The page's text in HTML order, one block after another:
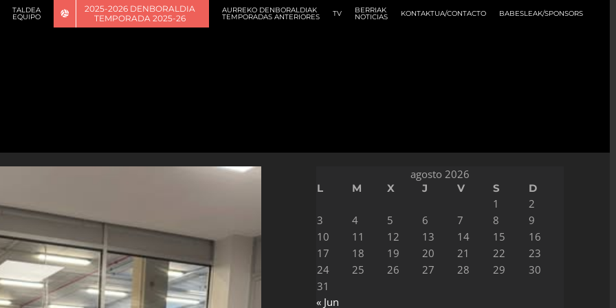
TALDEA
EQUIPO
2025-2026 DENBORALDIA
TEMPORADA 2025-26
AURREKO DENBORALDIAK
TEMPORADAS ANTERIORES TV BERRIAK
NOTICIAS KONTAKTUA/CONTACTO BABESLEAK/SPONSORS
agosto 2026
L M X J V S D
1
2
3
4 5 6 7 8
9
10
11 12 13 14 15
16
17
18 19 20 21 22
23
24
25 26 27 28 29
30
31
« Jun